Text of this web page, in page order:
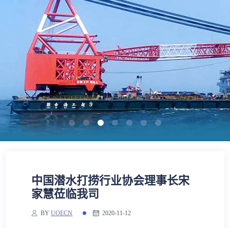
公司简介
企业文化
海上救助与打捞及油污处理
水下抽油
海洋石油工程
水下抽油
海洋石油工程
海上风电安装
远洋拖航
专业工程吊装
船舶管理
中国潜水打捞行业协会理事长宋
家慧莅临我司
BYUOECN 2020-11-12